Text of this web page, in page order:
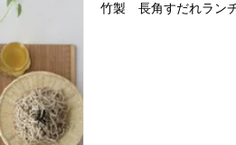
竹製 長角すだれラン